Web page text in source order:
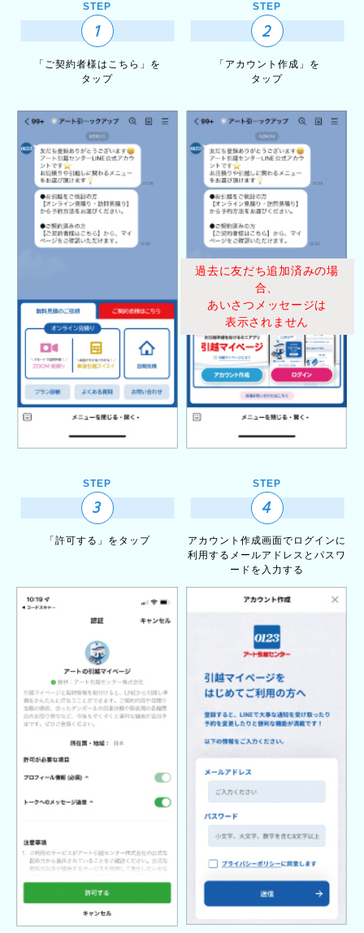
STEP
1
「ご契約者様はこちら」を
タップ
STEP
2
「アカウント作成」を
タップ
過去に友だち追加済みの場
合、
あいさつメッセージは
表示されません
STEP
3
「許可する」をタップ
STEP
4
アカウント作成画面で ログインに
利用するメールアドレスとパスワ
ードを入力する